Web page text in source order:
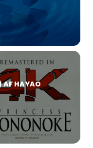
AF HAYAO